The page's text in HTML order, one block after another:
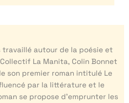
autour de la poésie et
La Manita, Colin Bonnet
son premier roman intitulé Le
par la littérature et le
se propose d’emprunter les